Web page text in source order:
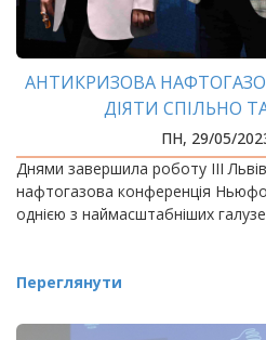
АНТИКРИЗОВА
ДІЯТИ СПІЛЬНО
ПН, 29/05/
Днями завершила роботу III
нафтогазова конференція
однією з наймасштабніших
Переглянути